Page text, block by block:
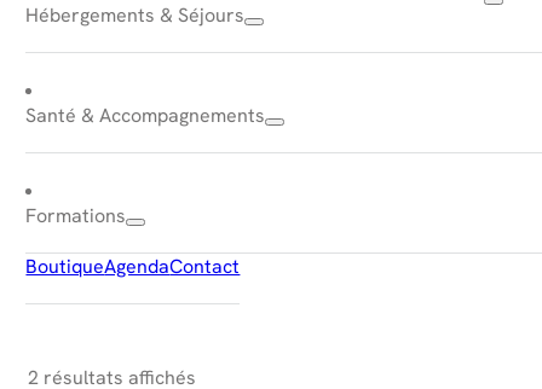
Hébergements & Séjours
Santé & Accompagnements
Formations
BoutiqueAgendaContact
2 résultats affichés